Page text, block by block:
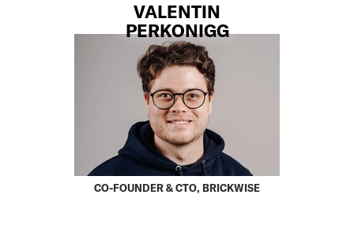
VALENTIN
PERKONIGG
CO-FOUNDER & CTO, BRICKWISE